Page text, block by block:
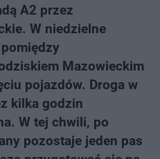
A2 przez
W niedzielne
Mazowieckim
pojazdów. Droga w
kilka godzin
W tej chwili, po
pozostaje jeden pas